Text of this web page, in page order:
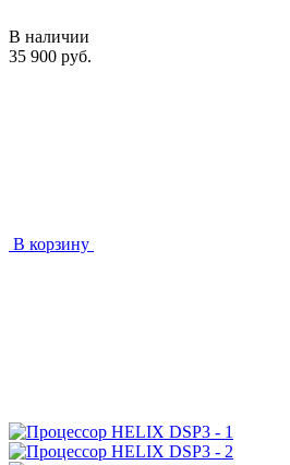
В наличии
35 900 руб.
В корзину